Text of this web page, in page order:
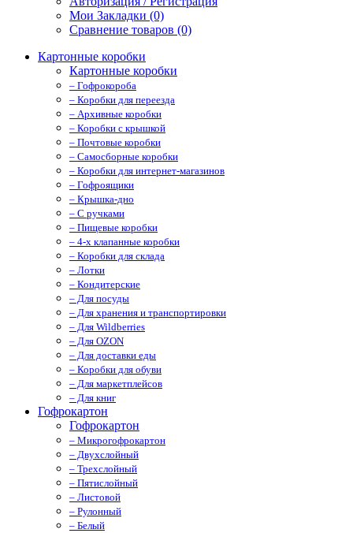
Мои Закладки (0)
Сравнение товаров (0)
Картонные коробки
Картонные коробки
– Гофрокороба
– Коробки для переезда
– Архивные коробки
– Коробки с крышкой
– Почтовые коробки
– Самосборные коробки
– Коробки для интернет-магазинов
– Гофроящики
– Крышка-дно
– С ручками
– Пищевые коробки
– 4-х клапанные коробки
– Коробки для склада
– Лотки
– Кондитерские
– Для посуды
– Для хранения и транспортировки
– Для Wildberries
– Для OZON
– Для доставки еды
– Коробки для обуви
– Для маркетплейсов
– Для книг
Гофрокартон
Гофрокартон
– Микрогофрокартон
– Двухслойный
– Трехслойный
– Пятислойный
– Листовой
– Рулонный
– Белый